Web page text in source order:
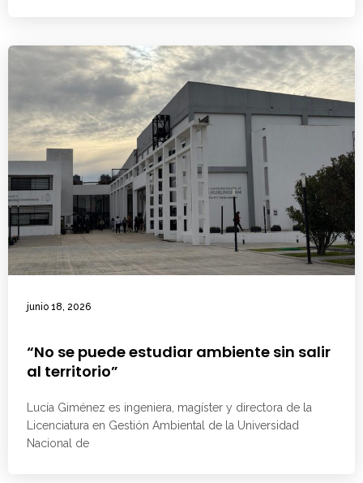
junio 18, 2026
“No se puede estudiar ambiente sin salir
al territorio”
Lucía Giménez es ingeniera, magíster y directora de la
Licenciatura en Gestión Ambiental de la Universidad
Nacional de